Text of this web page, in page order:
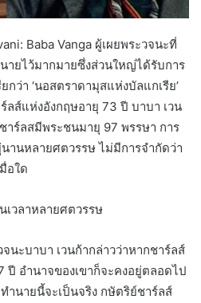
Baba Vanga ผู้เผยพระวจนะที่
ายไว้มากมายซึ่งส่วนใหญ่ได้รับการ
กว่า ‘นอสตราดามุสแห่งบัลแกเรีย’
ลส์แห่งอังกฤษอายุ 73 ปี บาบา เวน
าร์ลสมีพระชนมายุ 97 พรรษา การ
านหลายศตวรรษ ไม่มีการจำกัดว่า
อใด
เวลาหลายศตวรรษ
นะบาบา เวนก้ากล่าวว่าหากชาร์ลส์
ปี อำนาจของเขาก็จะคงอยู่ตลอดไป
ำนายนี้จะเป็นจริง กษัตริย์ชาร์ลส์